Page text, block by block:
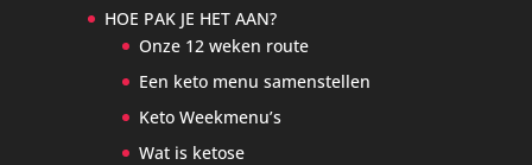
HOE PAK JE HET AAN?
Onze 12 weken route
Een keto menu samenstellen
Keto Weekmenu’s
Wat is ketose